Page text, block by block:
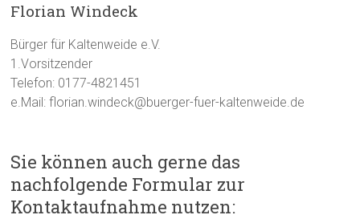
Florian Windeck
Bürger für Kaltenweide e.V.
1.Vorsitzender
Telefon: 0177-4821451
e.Mail: florian.windeck@buerger-fuer-kaltenweide.de
Sie können auch gerne das
nachfolgende Formular zur
Kontaktaufnahme nutzen: